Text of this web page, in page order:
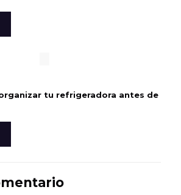
tu refrigeradora antes de